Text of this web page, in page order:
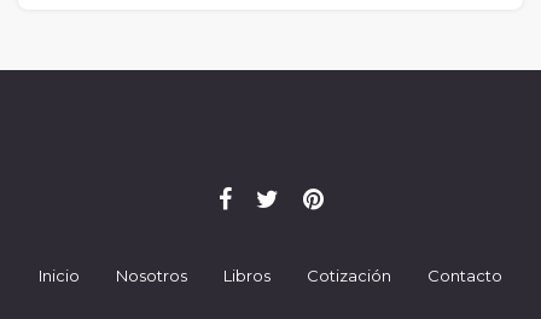
Inicio Nosotros Libros Cotización Contacto